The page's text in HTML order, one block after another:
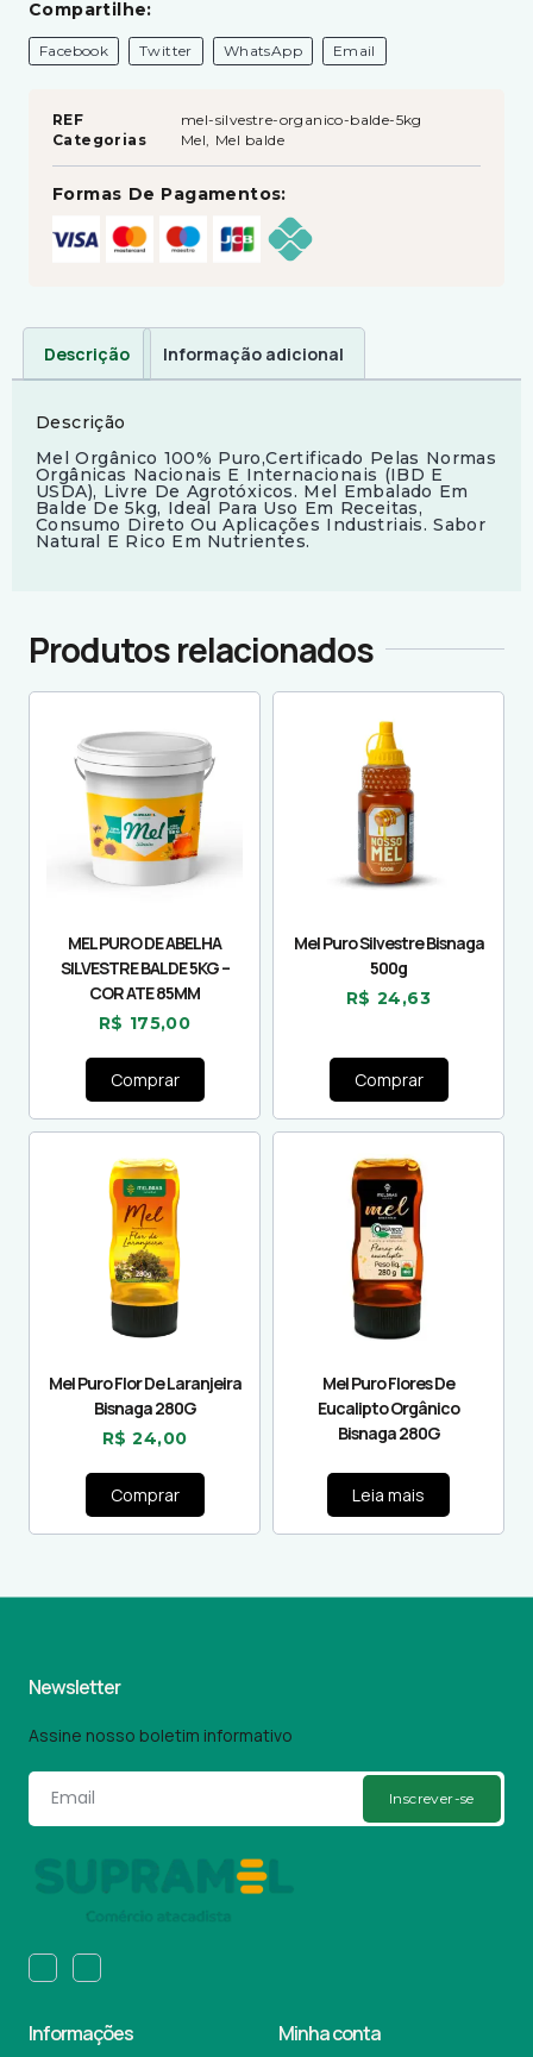
Compartilhe:
Facebook Twitter WhatsApp Email
REF
mel-silvestre-organico-balde-5kg
Categorias
Mel Mel balde
Formas De Pagamentos:
Descrição Informação adicional
Descrição
Mel Orgânico 100% Puro,certificado Pelas Normas
Orgânicas Nacionais E Internacionais (IBD E
USDA), Livre De Agrotóxicos. Mel Embalado Em
Balde De 5kg, Ideal Para Uso Em Receitas,
Consumo Direto Ou Aplicações Industriais. Sabor
Natural E Rico Em Nutrientes.
Produtos relacionados
MEL PURO DE ABELHA
SILVESTRE BALDE 5KG –
COR ATE 85MM
R$ 175,00
Comprar
Mel Puro Silvestre Bisnaga
500g
R$ 24,63
Comprar
Mel Puro Flor De Laranjeira
Bisnaga 280G
R$ 24,00
Comprar
Mel Puro Flores De
Eucalipto Orgânico
Bisnaga 280G
Leia mais
Newsletter
Assine nosso boletim informativo
Inscrever-se
Informações Minha conta